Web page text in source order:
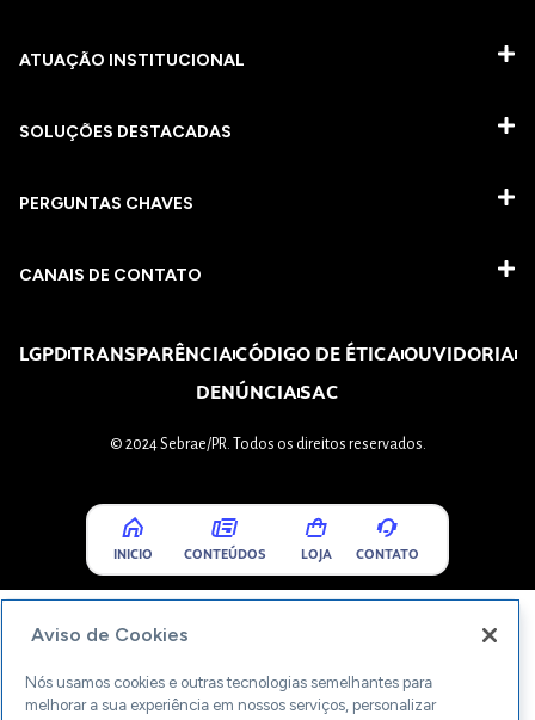
ATUAÇÃO INSTITUCIONAL
SOLUÇÕES DESTACADAS
PERGUNTAS CHAVES​
CANAIS DE CONTATO
LGPDTRANSPARÊNCIACÓDIGO DE ÉTICAOUVIDORIA
DENÚNCIASAC
© 2024 Sebrae/PR. Todos os direitos reservados.
INICIO CONTEÚDOS LOJA CONTATO
Aviso de Cookies
Nós usamos cookies e outras tecnologias semelhantes para
melhorar a sua experiência em nossos serviços, personalizar